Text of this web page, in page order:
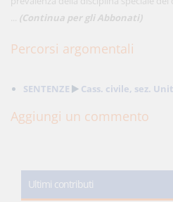
(Continua per gli Abbonati)
Percorsi argomentali
SENTENZE Cass. civile, sez.
Aggiungi un commento
Ultimi contributi